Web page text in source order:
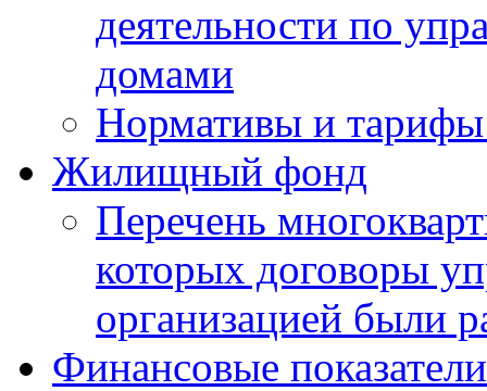
деятельности по
домами
Нормативы и тарифы
Жилищный фонд
Перечень
которых договоры
организацией были
Финансовые показатели